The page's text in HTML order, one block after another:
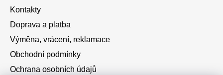
Kontakty
Doprava a platba
Výměna, vrácení, reklamace
Obchodní podmínky
Ochrana osobních údajů